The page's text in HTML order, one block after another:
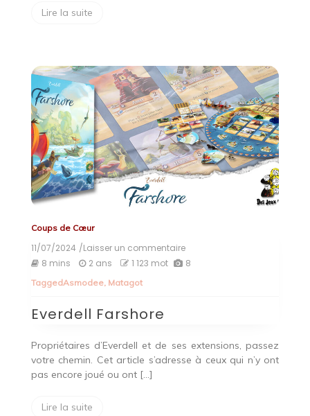
Lire la suite
Coups de Cœur
11/07/2024 /Laisser un commentaireon
Everdell
8 mins 2 ans 1 123 mot 8
TaggedAsmodee, Matagot
Everdell Farshore
Propriétaires d’Everdell et de ses extensions, passez
votre chemin. Cet article s’adresse à ceux qui n’y ont
pas encore joué ou ont […]
Lire la suite